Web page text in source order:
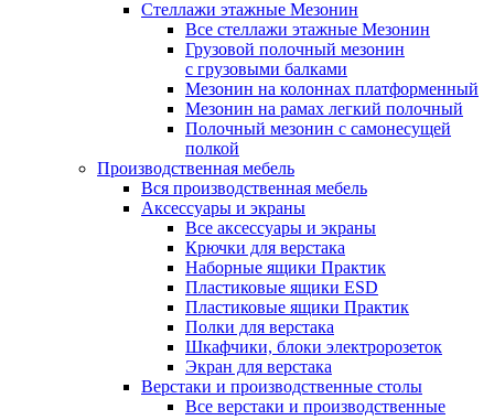
Стеллажи этажные Мезонин
Все стеллажи этажные Мезонин
Грузовой полочный мезонин
с грузовыми балками
Мезонин на колоннах платформенный
Мезонин на рамах легкий полочный
Полочный мезонин с самонесущей
полкой
Производственная мебель
Вся производственная мебель
Аксессуары и экраны
Все аксессуары и экраны
Крючки для верстака
Наборные ящики Практик
Пластиковые ящики ESD
Пластиковые ящики Практик
Полки для верстака
Шкафчики, блоки электророзеток
Экран для верстака
Верстаки и производственные столы
Все верстаки и производственные